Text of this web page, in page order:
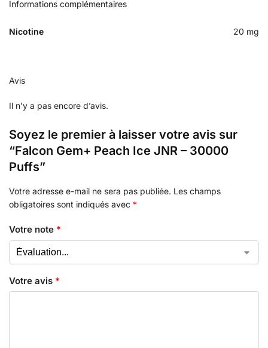
Informations complémentaires
Nicotine 20 mg
Avis
Il n’y a pas encore d’avis.
Soyez le premier à laisser votre avis sur
“Falcon Gem+ Peach Ice JNR – 30000
Puffs”
Votre adresse e-mail ne sera pas publiée. Les champs
obligatoires sont indiqués avec *
Votre note *
Votre avis *